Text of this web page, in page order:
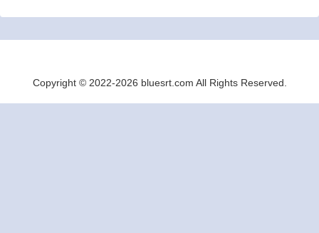
Copyright © 2022-2026 bluesrt.com All Rights Reserved.